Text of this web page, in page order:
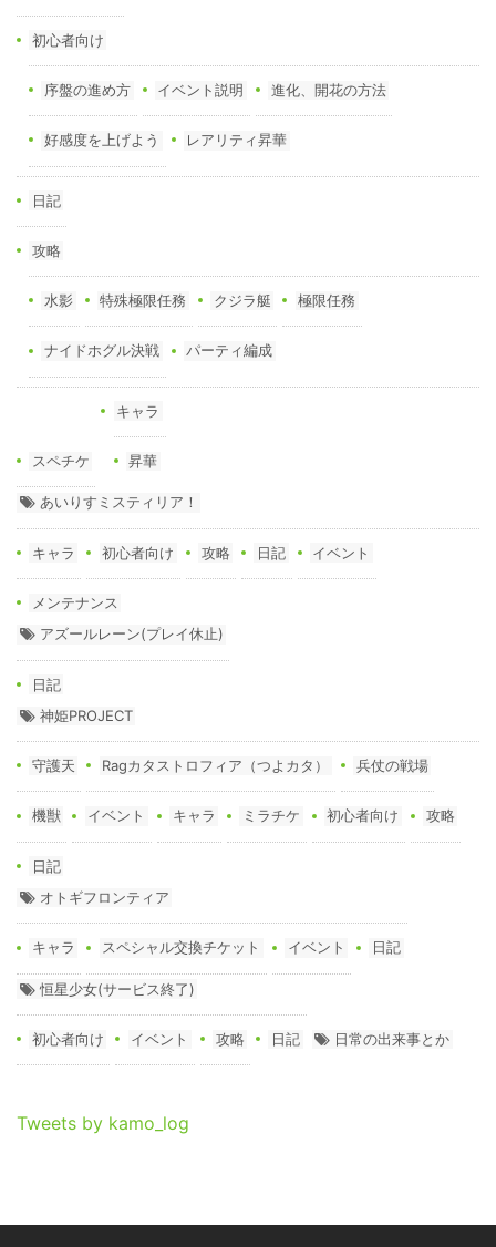
初心者向け
序盤の進め方 イベント説明 進化、開花の方法
好感度を上げよう レアリティ昇華
日記
攻略
水影 特殊極限任務 クジラ艇 極限任務
ナイドホグル決戦 パーティ編成
スペチケ
キャラ
昇華
あいりすミスティリア！
キャラ 初心者向け 攻略 日記 イベント
メンテナンス
アズールレーン(プレイ休止)
日記
神姫PROJECT
守護天 Ragカタストロフィア（つよカタ） 兵仗の戦場
機獣 イベント キャラ ミラチケ 初心者向け 攻略
日記
オトギフロンティア
キャラ スペシャル交換チケット イベント 日記
恒星少女(サービス終了)
初心者向け イベント 攻略 日記 日常の出来事とか
Tweets by kamo_log